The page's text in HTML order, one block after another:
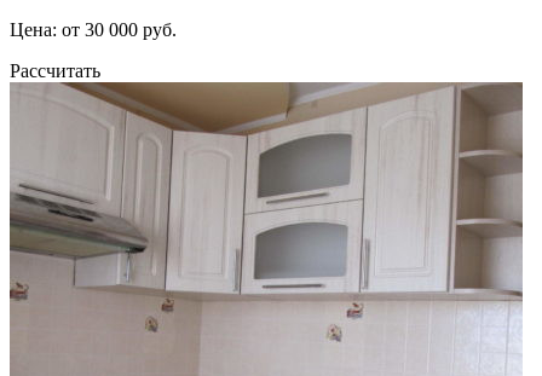
Цена: от 30 000 руб.
Рассчитать